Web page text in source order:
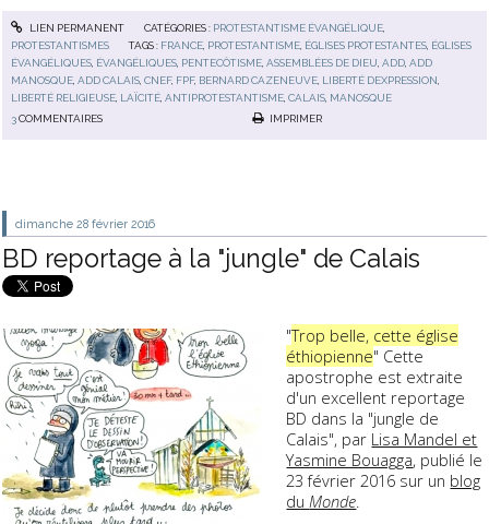
LIEN PERMANENT CATÉGORIES : PROTESTANTISME ÉVANGÉLIQUE,
PROTESTANTISMES
TAGS : FRANCE, PROTESTANTISME, ÉGLISES PROTESTANTES, ÉGLISES
ÉVANGÉLIQUES, ÉVANGÉLIQUES, PENTECÔTISME,ASSEMBLÉES DE DIEU,ADD,ADD
MANOSQUE,ADD CALAIS,CNEF, FPF, BERNARD CAZENEUVE, LIBERTÉ DEXPRESSION,
LIBERTÉ RELIGIEUSE, LAÏCITÉ,ANTIPROTESTANTISME,CALAIS, MANOSQUE
3COMMENTAIRES IMPRIMER
dimanche 28 février 2016
BD reportage à la "jungle" de Calais
"Trop belle, cette église
éthiopienne" Cette
apostrophe est extraite
d'un excellent reportage
BD dans la "jungle de
Calais", par Lisa Mandel et
Yasmine Bouagga, publié le
23 février 2016 sur un blog
duMonde.